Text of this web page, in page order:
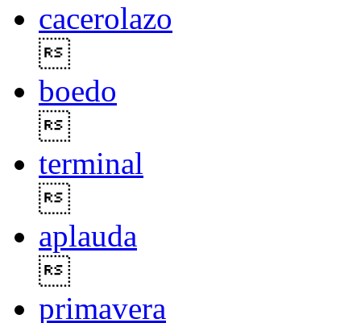
cacerolazo
boedo
terminal
aplauda
primavera